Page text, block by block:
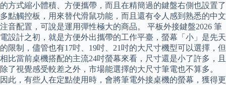
的方式縮小體積、方便攜帶，而且在精簡過的鍵盤右側也設置了
多點觸控板，用來替代滑鼠功能，而且還有令人感到熟悉的中文
注音配置，可說是運用彈性極大的商品。 平板外接鍵盤2026 筆
電設計之初，就是方便外出攜帶的工作平臺，螢幕「小」是先天
的限制，儘管也有17吋、19吋、21吋的大尺寸機型可以選擇，但
相比當前桌機搭配的主流24吋螢幕來看，尺寸還是小了許多，且
除了視覺感受較差之外，市場能選擇的大尺寸筆電也不算多。
因此，有些人在定點使用時，會將筆電外接桌機的螢幕，獲得更